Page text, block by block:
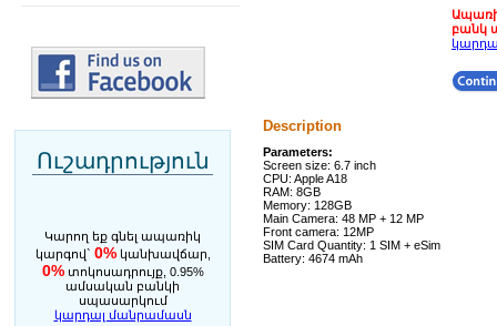
Ուշադրություն
Կարող եք գնել ապառիկ
կարգով` 0%կանխավճար,
0%տոկոսադրույք, 0.95%
ամսական բանկի
սպասարկում
կարդալ մանրամասն
բանկ
Description
Parameters:
Screen size: 6.7 inch
CPU: Apple A18
RAM: 8GB
Memory: 128GB
Main Camera: 48 MP + 12 MP
Front camera: 12MP
SIM Card Quantity: 1 SIM + eSim
Battery: 4674 mAh